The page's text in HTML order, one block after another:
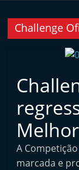
Challenge
A Competição
marcada e